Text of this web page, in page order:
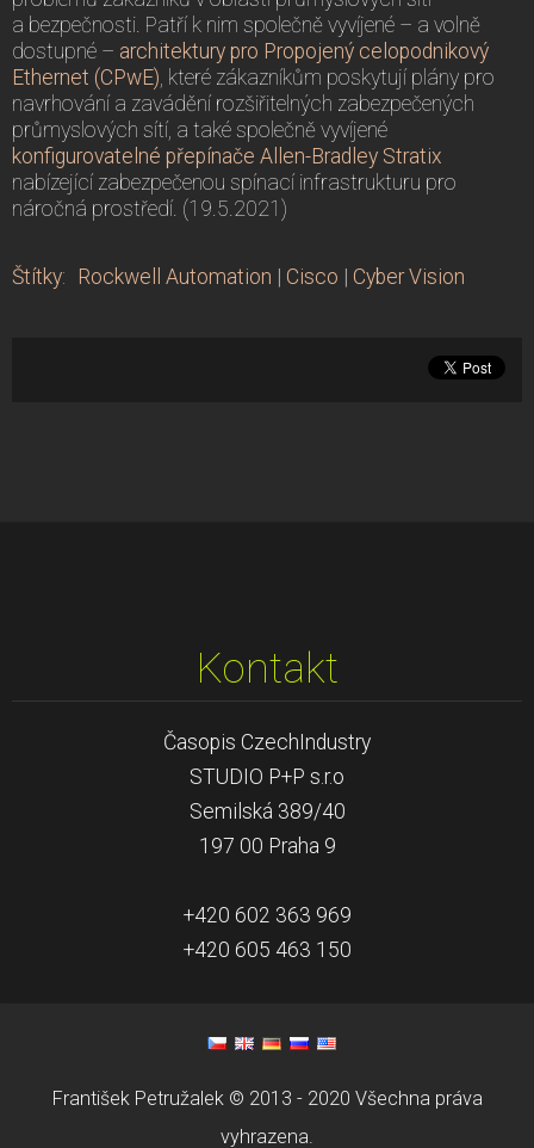
a bezpečnosti. Patří k nim společně vyvíjené – a volně
dostupné – architektury pro Propojený celopodnikový
Ethernet (CPwE) , které zákazníkům poskytují plány pro
navrhování a zavádění rozšiřitelných zabezpečených
průmyslových sítí, a také společně vyvíjené
konfigurovatelné přepínače Allen-Bradley Stratix
nabízející zabezpečenou spínací infrastrukturu pro
náročná prostředí. (19.5.2021)
Štítky: Rockwell Automation | Cisco | Cyber Vision
Kontakt
Časopis CzechIndustry
STUDIO P+P s.r.o
Semilská 389/40
197 00 Praha 9
+420 602 363 969
+420 605 463 150
František Petružalek © 2013 - 2020 Všechna práva
vyhrazena.